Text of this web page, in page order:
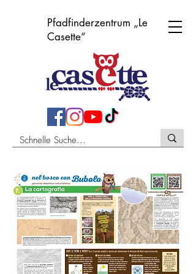
Pfadfinderzentrum „Le
Casette“